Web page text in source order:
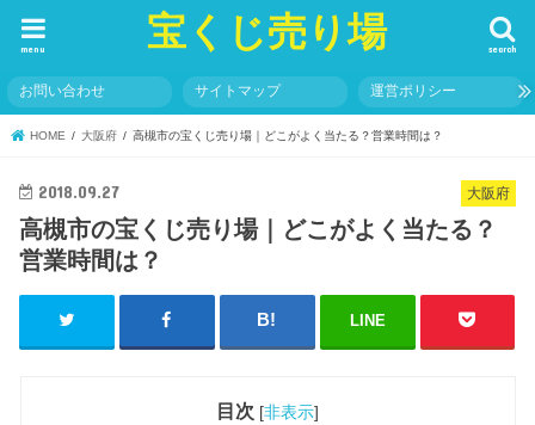
宝くじ売り場 search
menu
お問い合わせ サイトマップ 運営ポリシー
HOME 大阪府 高槻市の宝くじ売り場｜どこがよく当たる？営業時間は？
大阪府
2018.09.27
高槻市の宝くじ売り場｜どこがよく当たる？
営業時間は？
LINE
目次 [非表示]